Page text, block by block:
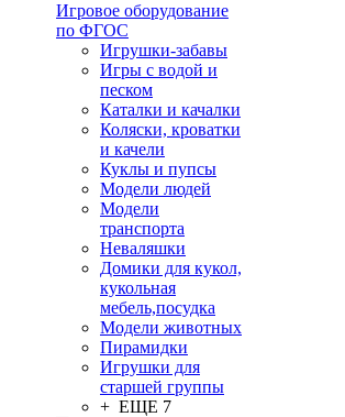
Игровое оборудование
по ФГОС
Игрушки-забавы
Игры с водой и
песком
Каталки и качалки
Коляски, кроватки
и качели
Куклы и пупсы
Модели людей
Модели
транспорта
Неваляшки
Домики для кукол,
кукольная
мебель,посудка
Модели животных
Пирамидки
Игрушки для
старшей группы
+ ЕЩЕ 7